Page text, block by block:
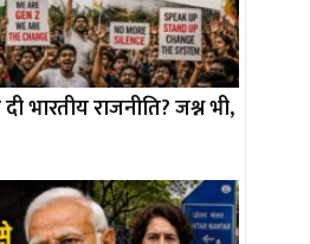
भारतीय राजनीति? जश्न भी,